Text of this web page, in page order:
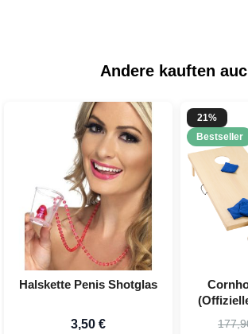
Andere kauften
Halskette Penis Shotglas
3,50 €
21%
Bestseller